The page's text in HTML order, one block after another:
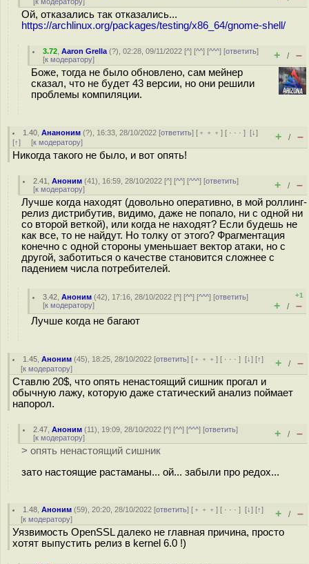
Ой, отказались так отказались...
https://archlinux.org/packages/testing/x86_64/gnome-shell/
3.72 ,Aaron Grella (?), 02:28, 09/11/2022 [^] [^^] [^^^] [ответить]
[к модератору] + / –
Боже, тогда не было обновлено, сам мейнер
сказал, что не будет 43 версии, но они решили
проблемы компиляции.
1.40 ,Ананоним (?), 16:33, 28/10/2022 [ответить] [ ﹢﹢﹢] [ · · ·][↓]
[↑] [к модератору] + / –
Никогда такого не было, и вот опять!
2.41 ,Аноним (41), 16:59, 28/10/2022 [^] [^^] [^^^] [ответить]
[к модератору] + / –
Лучше когда находят (довольно оперативно, в мой роллинг-
релиз дистрибутив, видимо, даже не попало, ни с одной ни
со второй веткой), или когда не находят? Если будешь не
как все, то не найдут. Но толку от этого? Фрагментация
конечно с одной стороны уменьшает вектор атаки, но с
другой, заботиться о качестве становится сложнее с
падением числа потребителей.
3.42 ,Аноним (42), 17:16, 28/10/2022 [^] [^^] [^^^] [ответить]
[к модератору]
+1
+ / –
Лучше когда не багают
1.45 ,Аноним (45), 18:25, 28/10/2022 [ответить] [ ﹢﹢﹢] [ · · ·][↓] [↑]
[к модератору] + / –
Ставлю 20$, что опять ненастоящий сишник прогал и
обычную лажу, которую даже статический анализ поймает
напорол.
2.47 ,Аноним (11), 19:09, 28/10/2022 [^] [^^] [^^^] [ответить]
[к модератору] + / –
> опять ненастоящий сишник
зато настоящие растаманы... ой... забыли про редох...
1.48 ,Аноним (59), 20:20, 28/10/2022 [ответить] [ ﹢﹢﹢] [ · · ·][↓] [↑]
[к модератору] + / –
Уязвимость OpenSSL далеко не главная причина, просто
хотят выпустить релиз в kernel 6.0 !)